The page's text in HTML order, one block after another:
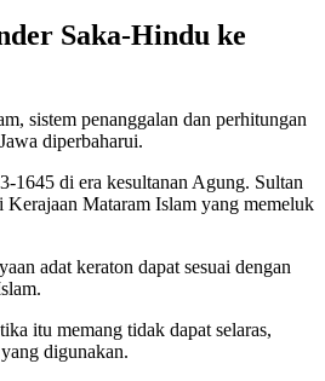
Saka-Hindu ke
sistem penanggalan dan perhitungan
diperbaharui.
1645 di era kesultanan Agung. Sultan
Mataram Islam yang memeluk
adat keraton dapat sesuai dengan
itu memang tidak dapat selaras,
digunakan.